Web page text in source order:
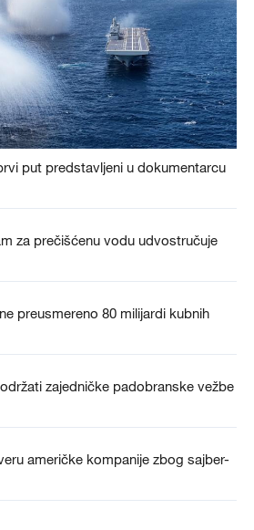
put predstavljeni u dokumentarcu
za prečišćenu vodu udvostručuje
preusmereno 80 milijardi kubnih
zajedničke padobranske vežbe
američke kompanije zbog sajber-